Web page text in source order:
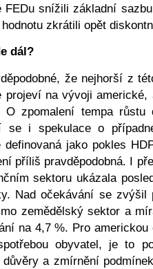
FEDu snížili základní
zkrátili opět
dál?
že nejhorší z
projeví na vývoji
O zpomalení tempa
se i spekulace o
definovaná jako pokles
příliš pravděpodobná. I
sektoru ukázala
Nad očekávání se zvýšil
zemědělský sektor a
na 4,7 %. Pro
obyvatel, je to
důvěry a zmírnění